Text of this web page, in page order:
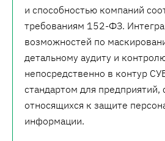
и способностью компаний
требованиям 152-ФЗ.
возможностей по
детальному аудиту и
непосредственно в контур
стандартом для предприятий,
относящихся к защите
информации.